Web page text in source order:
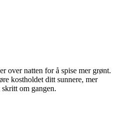
over natten for å spise mer grønt.
kostholdet ditt sunnere, mer
om gangen.